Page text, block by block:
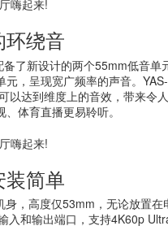
绕音
了新设计的两个55mm低音单
，呈现宽广频率的声音。
以达到维度上的音效，带来令
体育直播更易聆听。
简单
，高度仅53mm，无论放置
和输出端口，支持4K60p